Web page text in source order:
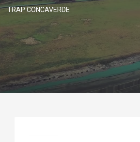
TRAP CONCAVERDE